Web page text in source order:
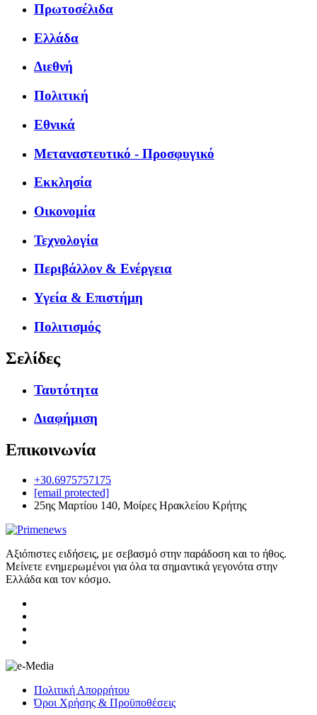
Πρωτοσέλιδα
Ελλάδα
Διεθνή
Πολιτική
Εθνικά
Μεταναστευτικό - Προσφυγικό
Εκκλησία
Οικονομία
Τεχνολογία
Περιβάλλον & Ενέργεια
Υγεία & Επιστήμη
Πολιτισμός
Σελίδες
Ταυτότητα
Διαφήμιση
Επικοινωνία
+30.6975757175
[email protected]
25ης Μαρτίου 140, Μοίρες Ηρακλείου Κρήτης
Αξιόπιστες ειδήσεις, με σεβασμό στην παράδοση και το ήθος.
Μείνετε ενημερωμένοι για όλα τα σημαντικά γεγονότα στην
Ελλάδα και τον κόσμο.
Πολιτική Απορρήτου
Όροι Χρήσης & Προϋποθέσεις